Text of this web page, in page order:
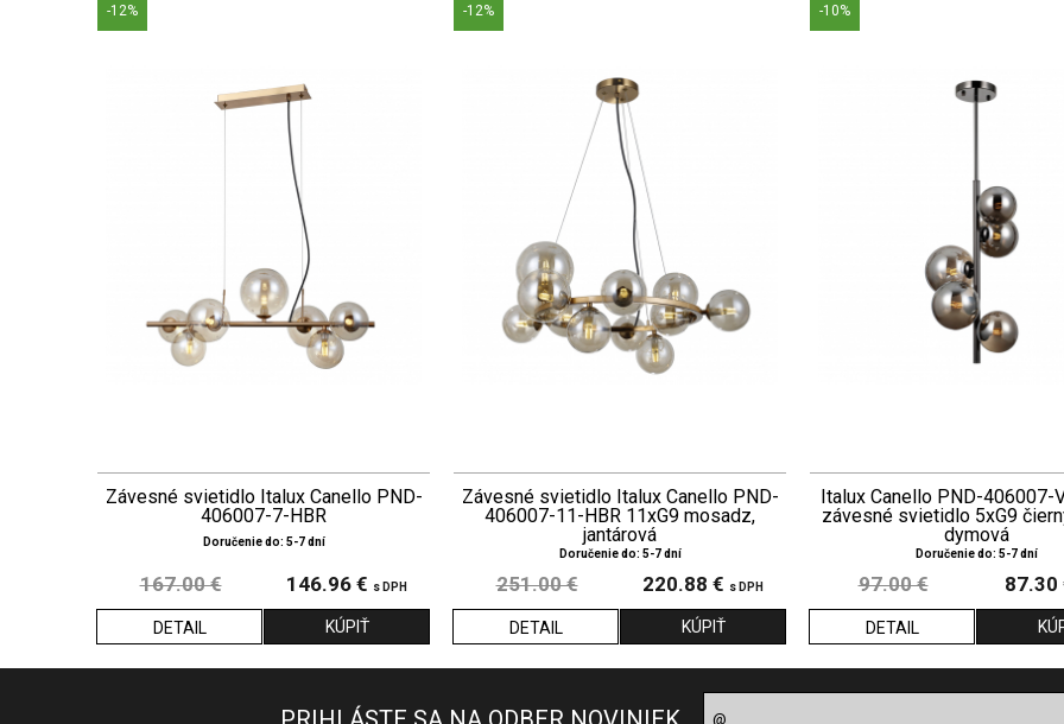
-12%
Závesné svietidlo Italux Canello PND-
406007-7-HBR
Doručenie do: 5-7 dní
167.00 € 146.96 € s DPH
DETAIL
-12%
Závesné svietidlo Italux Canello PND-
406007-11-HBR 11xG9 mosadz,
jantárová
Doručenie do: 5-7 dní
251.00 € 220.88 € s DPH
DETAIL
-10%
Italux Canello PND-406007-
závesné svietidlo 5xG9
dymová
Doručenie do: 5-7 dní
97.00 €
DETAIL